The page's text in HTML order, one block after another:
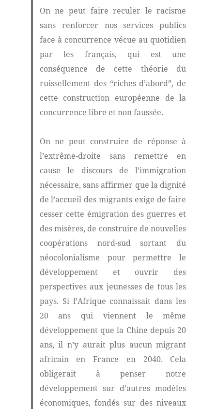
On ne peut faire reculer le racisme
sans renforcer nos services publics
face à concurrence vécue au quotidien
par les français, qui est une
conséquence de cette théorie du
ruissellement des “riches d’abord”, de
cette construction européenne de la
concurrence libre et non faussée.
On ne peut construire de réponse à
l’extrême-droite sans remettre en
cause le discours de l’immigration
nécessaire, sans affirmer que la dignité
de l’accueil des migrants exige de faire
cesser cette émigration des guerres et
des misères, de construire de nouvelles
coopérations nord-sud sortant du
néocolonialisme pour permettre le
développement et ouvrir des
perspectives aux jeunesses de tous les
pays. Si l’Afrique connaissait dans les
20 ans qui viennent le même
développement que la Chine depuis 20
ans, il n’y aurait plus aucun migrant
africain en France en 2040. Cela
obligerait à penser notre
développement sur d’autres modèles
économiques, fondés sur des niveaux